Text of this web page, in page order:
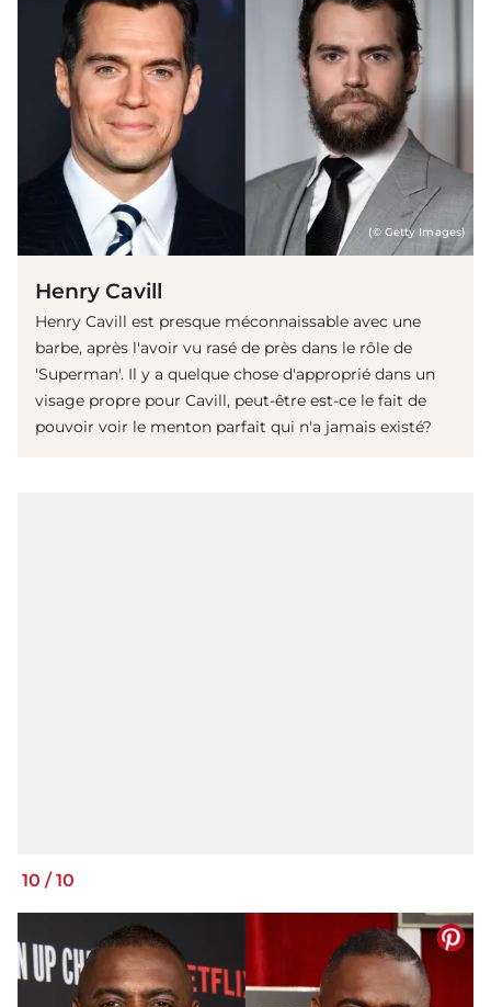
(© Getty Images)
Henry Cavill
Henry Cavill est presque méconnaissable avec une
barbe, après l'avoir vu rasé de près dans le rôle de
'Superman'. Il y a quelque chose d'approprié dans un
visage propre pour Cavill, peut-être est-ce le fait de
pouvoir voir le menton parfait qui n'a jamais existé?
10 / 10